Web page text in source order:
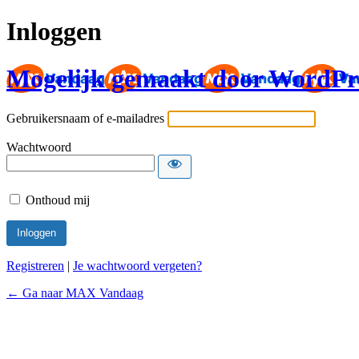
Inloggen
Mogelijk gemaakt door
Gebruikersnaam of e-mailadres
Wachtwoord
Onthoud mij
Registreren | Je wachtwoord vergeten?
← Ga naar MAX Vandaag